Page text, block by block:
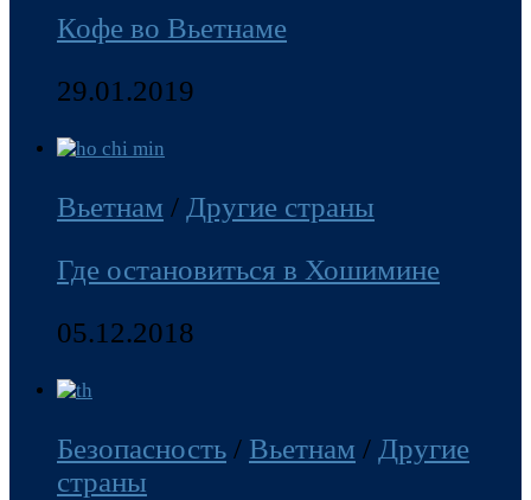
Кофе во Вьетнаме
29.01.2019
Вьетнам / Другие страны
Где остановиться в Хошимине
05.12.2018
Безопасность / Вьетнам / Другие
страны